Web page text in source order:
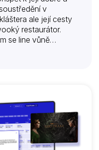
v
ale její cesty
restaurátor.
se line vůně
rozporu s
prvotina Uršky
její senzuální a
symbolika prolíná